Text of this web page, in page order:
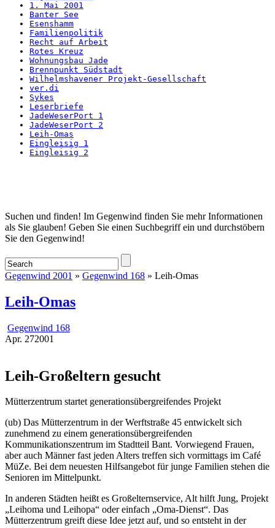
1. Mai 2001
Banter See
Esenshamm
Familienpolitik
Recht auf Arbeit
Rotes Kreuz
Wohnungsbau Jade
Brennpunkt Südstadt
Wilhelmshavener Projekt-Gesellschaft
ver.di
Sykes
Leserbriefe
JadeWeserPort 1
JadeWeserPort 2
Leih-Omas
Eingleisig 1
Eingleisig 2
Startseite
Suchen und finden! Im Gegenwind finden Sie mehr Informationen
als Sie glauben! Geben Sie einen Suchbegriff ein und durchstöbern
Sie den Gegenwind!
Gegenwind 2001 » Gegenwind 168 » Leih-Omas
Leih-Omas
Gegenwind 168
Apr. 272001
Leih-Großeltern gesucht
Mütterzentrum startet generationsübergreifendes Projekt
(ub) Das Mütterzentrum in der Werftstraße 45 entwickelt sich
zunehmend zu einem generationsübergreifenden
Kommunikationszentrum im Stadtteil Bant. Vorwiegend Frauen,
aber auch Männer fast jeden Alters treffen sich vormittags im Café
MüZe. Bei dem neuesten Hilfsangebot für junge Familien stehen die
Senioren im Mittelpunkt.
In anderen Städten heißt es Großelternservice, Alt hilft Jung, Projekt
„Leihoma und Leihopa“ oder einfach „Oma-Dienst“. Das
Mütterzentrum greift diese Idee jetzt auf, und so entsteht in der